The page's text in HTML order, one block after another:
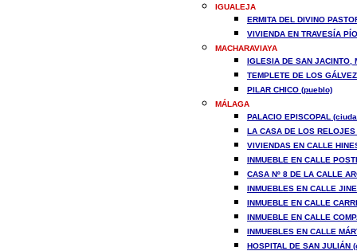
IGUALEJA
ERMITA DEL DIVINO
VIVIENDA EN TRAVESÍA
MACHARAVIAYA
IGLESIA DE SAN JACINTO,
TEMPLETE DE LOS
PILAR CHICO (pueblo)
MÁLAGA
PALACIO EPISCOPAL
LA CASA DE LOS
VIVIENDAS EN CALLE
INMUEBLE EN CALLE
CASA Nº 8 DE LA CALLE
INMUEBLES EN CALLE
INMUEBLE EN CALLE
INMUEBLE EN CALLE
INMUEBLES EN CALLE
HOSPITAL DE SAN JULIÁN